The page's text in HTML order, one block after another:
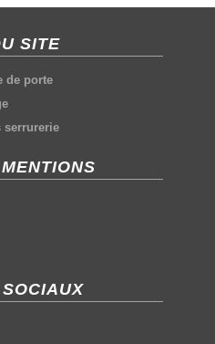
SITE
de porte
serrurerie